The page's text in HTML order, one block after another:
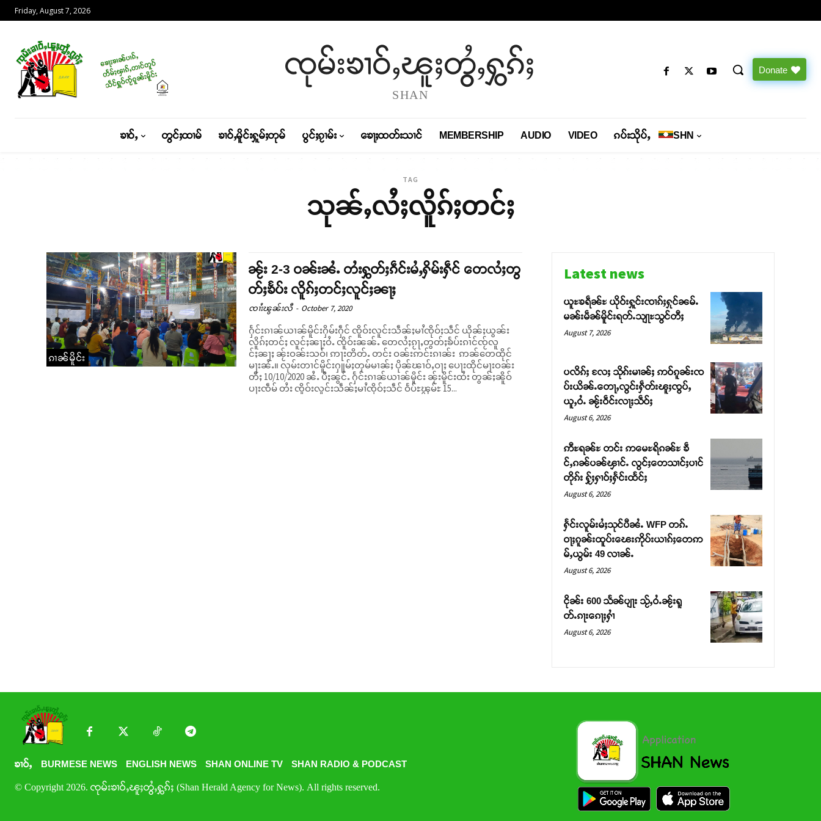
Friday, August 7, 2026
ၸုမ်းၶၢဝ်ႇၽူႈတွႆႇႁွၵ်ႈ
SHAN
Donate
ၶၢဝ်ႇ တွင်ႈထၢမ် ၶၢဝ်ႇမိူင်းႁူမ်ႈတုမ် ပွင်ႈၵႂၢမ်း ၶေႃႈထတ်းသၢင် MEMBERSHIP AUDIO VIDEO ၵပ်းသိုပ်ႇ SHN
TAG
သုၼ်ႇလႆႈလိူၵ်ႈတင်ႈ
ၵၢၼ်မိူင်း
ၼႂ်း 2-3 ဝၼ်းၼႆႉ တႆးႁွတ်ႈၵဵင်းမႆႇႁိမ်းႁဵင် တေလႆႈတွ
တ်ႈၶႅပ်း လိူၵ်ႈတင်ႈလူင်ႈၼႃႈ
ၸၢႆးၽွၼ်းလီ - October 7, 2020
ႁႅင်းၵၢၼ်ယၢၼ်မိူင်းႁိမ်းႁဵင် ၸိူဝ်းလူင်းသဵၼ်ႈမၢႆၸိုဝ်ႈသဵင် ယိုၼ်ႈယွၼ်း
လိူၵ်ႈတင်ႈ လူင်ႈၼႃႈဝႆႉ ၸိူဝ်းၼၼ်ႉ တေလႆႈၵႂႃႇတွတ်ႈၶႅပ်းၵၢင်ၸႂ်လူ
င်ႈၼႃႈ ၼႂ်းဝၼ်းသဝ်၊ ဢႃးတိတ်ႉ တင်း ဝၼ်းဢင်းၵၢၼ်း ဢၼ်တေထိုင်
မႃးၼႆႉ။ လုမ်းတၢင်မိူင်းႁူမ်ႈတုမ်မၢၼ်ႈ ပိုၼ်ၽၢဝ်ႇဝႃႈ ပေႃးထိုင်မႃးဝၼ်း
တီႈ 10/10/2020 ၼႆႉ ပီႈၼွင်ႉ ႁႅင်းၵၢၼ်ယၢၼ်မိူင်း ၼႂ်းမိူင်းထႆး တွၼ်ႈၼိူဝ်
ပႃးၸဵမ် တႆး ၸိူဝ်းလူင်းသဵၼ်ႈမၢႆၸိုဝ်ႈသဵင် ဝႅပ်ႊၾွမ်ႊ 15...
Latest news
ယူႊၶရဵၼ်ႊ ယိုဝ်းႁူင်းၸၢၵ်ႈႁုင်ၼမ်ႉ
မၼ်းမဵၼ်မိူင်းရတ်ႉသျႃႊသွင်တီႈ
August 7, 2026
ပလိၵ်ႈ လႄႈ သိုၵ်းမၢၼ်ႈ ဢဝ်ၵူၼ်းၸ
ပ်းယိၼ်ႉတေႃႇလွင်းႁဵတ်းၽူႈၸွပ်ႇ
ယူႇဝႆႉ ၼႂ်းဝဵင်းလႃႈသဵဝ်ႈ
August 6, 2026
ဢီႊရၼ်ႊ တင်း ဢမေႊရိၵၼ်ႊ ၶဵ
င်ႇၵၼ်ပၼ်ၾၢင်ႉ လွင်ႈတေသၢင်ႈပၢင်
တိုၵ်း ႁႂ်ႈႁၢဝ်ႈႁႅင်းထႅင်ႈ
August 6, 2026
ႁႅင်းလူမ်းမႆႈသုင်ပီၼႆႉ WFP တၵ်ႉ
ဝႃႈၵူၼ်းထူပ်းၽေးဢိုပ်းယၢၵ်ႈတေဢ
မ်ႇယွမ်း 49 လၢၼ်ႉ
August 6, 2026
ငိုၼ်း 600 သႅၼ်ပျႃး သႂ်ႇဝႆႉၼႂ်းရူ
တ်ႉၵႃးၵေႃႈႁၢႆ
August 6, 2026
ၶၢဝ်ႇ BURMESE NEWS ENGLISH NEWS SHAN ONLINE TV SHAN RADIO & PODCAST
© Copyright 2026. ၸုမ်းၶၢဝ်ႇၽူႈတွႆႇႁွၵ်ႈ (Shan Herald Agency for News). All rights reserved.